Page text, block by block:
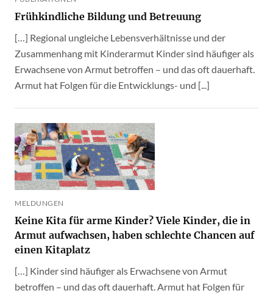
Frühkindliche Bildung und Betreuung
[…] Regional ungleiche Lebensverhältnisse und der
Zusammenhang mit Kinderarmut Kinder sind häufiger als
Erwachsene von Armut betroffen – und das oft dauerhaft.
Armut hat Folgen für die Entwicklungs- und [...]
MELDUNGEN
Keine Kita für arme Kinder? Viele Kinder, die in
Armut aufwachsen, haben schlechte Chancen auf
einen Kitaplatz
[…] Kinder sind häufiger als Erwachsene von Armut
betroffen – und das oft dauerhaft. Armut hat Folgen für